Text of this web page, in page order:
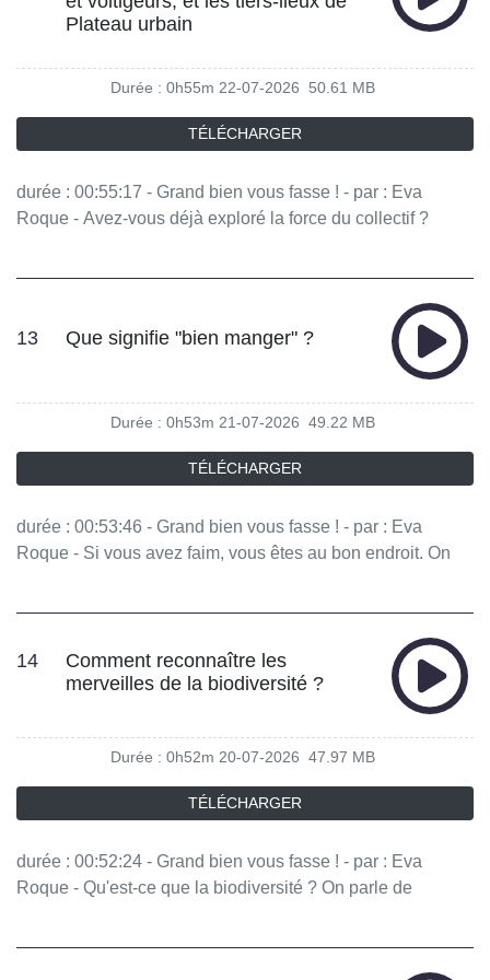
Manon Latour, Johanna Houssin - invités : Victor Coutard
Vous aimez ce podcast ? Pour écouter tous les épisodes
sans limite, rendez-vous sur Radio France
Plateau urbain
Durée : 0h55m 22-07-2026 50.61 MB
TÉLÉCHARGER
durée : 00:55:17 - Grand bien vous fasse ! - par : Eva
Roque - Avez-vous déjà exploré la force du collectif ?
Directeur général et fondateur de Plateau Urbain, Anne de
Buck Acrobate voltigeuse du collectif XY Vous aimez ce
podcast ? Pour écouter tous les épisodes sans limite,
rendez-vous sur Radio France
13 Que signifie "bien manger" ?
Durée : 0h53m 21-07-2026 49.22 MB
TÉLÉCHARGER
durée : 00:53:46 - Grand bien vous fasse ! - par : Eva
Roque - Si vous avez faim, vous êtes au bon endroit. On
S'agit-il de goût, d'ambiance, ou de manger sainement ? -
équipe : Matthias Volant, Anna Massardier, Jessica Bagic,
Manon Latour, Johanna Houssin - invités : Émilie Laystary
Journaliste, Florent Ciccoli Chef autodidacte, restaurateur
épisodes sans limite, rendez-vous sur Radio France
14
Comment reconnaître les
merveilles de la biodiversité ?
Durée : 0h52m 20-07-2026 47.97 MB
TÉLÉCHARGER
durée : 00:52:24 - Grand bien vous fasse ! - par : Eva
Roque - Qu'est-ce que la biodiversité ? On parle de